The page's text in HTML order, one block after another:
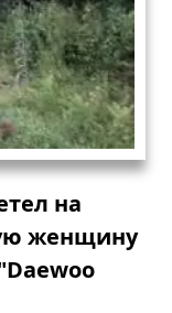
на
женщину